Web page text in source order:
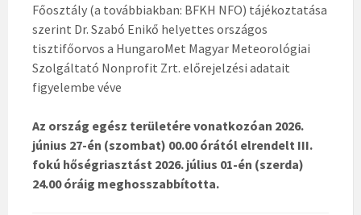
Főosztály (a továbbiakban: BFKH NFO) tájékoztatása
szerint Dr. Szabó Enikő helyettes országos
tisztifőorvos a HungaroMet Magyar Meteorológiai
Szolgáltató Nonprofit Zrt. előrejelzési adatait
figyelembe véve
Az ország egész területére vonatkozóan 2026.
június 27-én (szombat) 00.00 órától elrendelt III.
fokú hőségriasztást 2026. július 01-én (szerda)
24.00 óráig meghosszabbította.